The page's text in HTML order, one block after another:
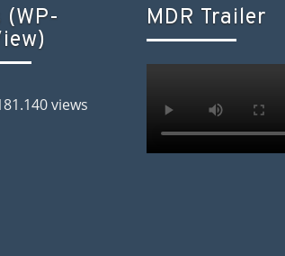
(WP-
views
MDR Trailer